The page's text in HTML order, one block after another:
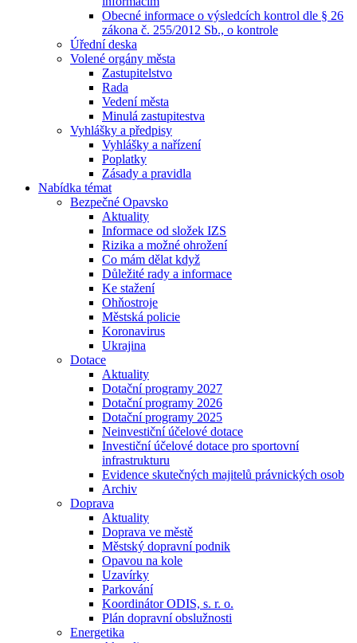
Obecné informace o výsledcích kontrol dle § 26
zákona č. 255/2012 Sb., o kontrole
Úřední deska
Volené orgány města
Zastupitelstvo
Rada
Vedení města
Minulá zastupitestva
Vyhlášky a předpisy
Vyhlášky a nařízení
Poplatky
Zásady a pravidla
Nabídka témat
Bezpečné Opavsko
Aktuality
Informace od složek IZS
Rizika a možné ohrožení
Co mám dělat když
Důležité rady a informace
Ke stažení
Ohňostroje
Městská policie
Koronavirus
Ukrajina
Dotace
Aktuality
Dotační programy 2027
Dotační programy 2026
Dotační programy 2025
Neinvestiční účelové dotace
Investiční účelové dotace pro sportovní
infrastrukturu
Evidence skutečných majitelů právnických osob
Archiv
Doprava
Aktuality
Doprava ve městě
Městský dopravní podnik
Opavou na kole
Uzavírky
Parkování
Koordinátor ODIS, s. r. o.
Plán dopravní obslužnosti
Energetika